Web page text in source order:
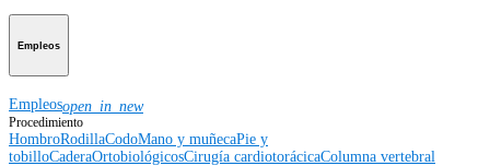
Empleos
Empleosopen_in_new
Procedimiento
HombroRodillaCodoMano y muñecaPie y
tobilloCaderaOrtobiológicosCirugía cardiotorácicaColumna vertebral